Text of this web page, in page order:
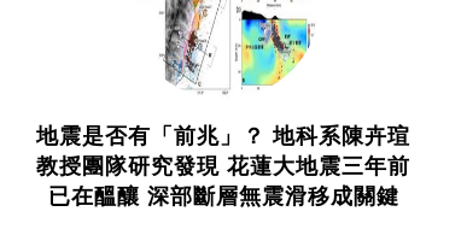
地震是否有「前兆」？ 地科系陳卉瑄
教授團隊研究發現 花蓮大地震三年前
已在醞釀 深部斷層無震滑移成關鍵